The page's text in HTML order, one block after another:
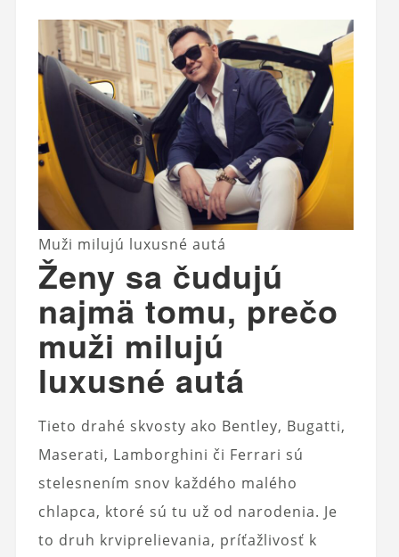
Muži milujú luxusné autá
Ženy sa čudujú
najmä tomu, prečo
muži milujú
luxusné autá
Tieto drahé skvosty ako Bentley, Bugatti,
Maserati, Lamborghini či Ferrari sú
stelesnením snov každého malého
chlapca, ktoré sú tu už od narodenia. Je
to druh krviprelievania, príťažlivosť k